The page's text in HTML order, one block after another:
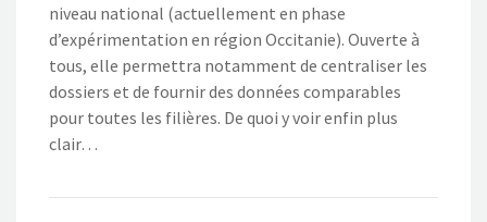
niveau national (actuellement en phase
d’expérimentation en région Occitanie). Ouverte à
tous, elle permettra notamment de centraliser les
dossiers et de fournir des données comparables
pour toutes les filières. De quoi y voir enfin plus
clair…